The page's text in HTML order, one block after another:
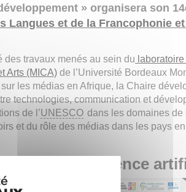
» organisera son
Langues et de la Francophonie
des travaux menés au sein du
Arts (MICA)de l’Université Bordeaux
les médias en Afrique, la Chaire
technologies, communication et
de l’UNESCO dans les domaines de
et du rôle des médias dans les pays en
de l’intelligence
à la réflexion